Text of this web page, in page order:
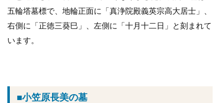
五輪塔墓標で、地輪正面に「真浄院殿義英宗高大居士」、
右側に「正徳三葵巳」、左側に「十月十二日」と刻まれて
います。
■小笠原長美の墓